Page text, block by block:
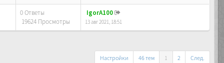
0 Ответы
19624 Просмотры
IgorA100
13 авг 2021, 18:51
Настройки 46 тем 1 2 След.